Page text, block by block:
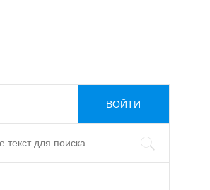
ВОЙТИ